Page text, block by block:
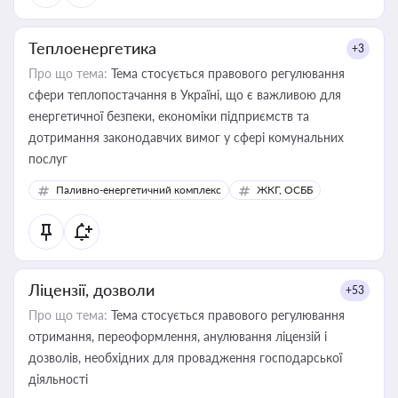
Теплоенергетика +3
Про що тема: Тема стосується правового регулювання
сфери теплопостачання в Україні, що є важливою для
енергетичної безпеки, економіки підприємств та
дотримання законодавчих вимог у сфері комунальних
послуг
Паливно-енергетичний комплекс ЖКГ, ОСББ
Ліцензії, дозволи +53
Про що тема: Тема стосується правового регулювання
отримання, переоформлення, анулювання ліцензій і
дозволів, необхідних для провадження господарської
діяльності